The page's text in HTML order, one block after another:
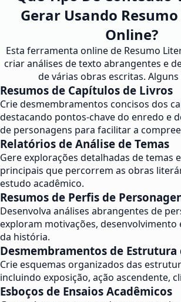
Gerar Usando
Online?
Esta ferramenta online de Resumo
criar análises de texto abrangentes e
de várias obras escritas. Alguns
Resumos de Capítulos de Livros
Crie desmembramentos concisos dos
destacando pontos-chave do enredo e
de personagens para facilitar a
Relatórios de Análise de Temas
Gere explorações detalhadas de temas
principais que percorrem as obras
estudo acadêmico.
Resumos de Perfis de
Desenvolva análises abrangentes de
exploram motivações, desenvolvimento
da história.
Desmembramentos de Estrutura
Crie esquemas organizados das
incluindo exposição, ação ascendente,
Esboços de Ensaios Acadêmicos